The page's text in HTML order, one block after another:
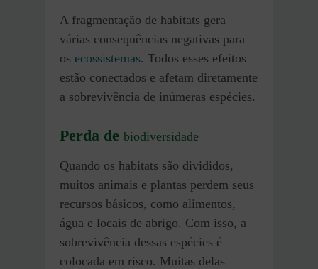
A fragmentação de habitats gera
várias consequências negativas para
os ecossistemas. Todos esses efeitos
estão conectados e afetam diretamente
a sobrevivência de inúmeras espécies.
Perda de biodiversidade
Quando os habitats são divididos,
muitos animais e plantas perdem seus
recursos básicos, como alimentos,
água e locais de abrigo. Com isso, a
sobrevivência dessas espécies é
colocada em risco. Muitas delas